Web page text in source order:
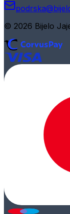
© 2026 Bijelo